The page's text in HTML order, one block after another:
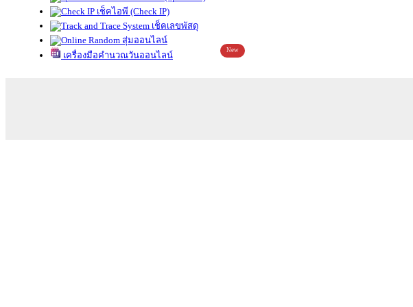
เช็คไอพี (Check IP)
เช็คเลขพัสดุ
สุ่มออนไลน์
เครื่องมือคำนวณวันออนไลน์
New